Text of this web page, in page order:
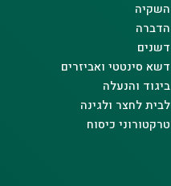
השקיה
הדברה
דשנים
דשא סינטטי ואביזרים
ביגוד והנעלה
לבית לחצר ולגינה
טרקטורוני כיסוח